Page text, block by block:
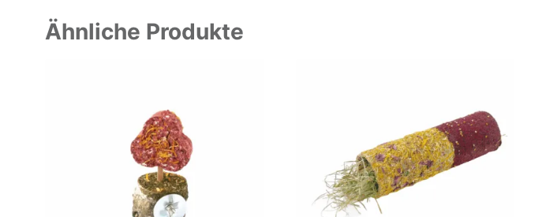
Ähnliche Produkte